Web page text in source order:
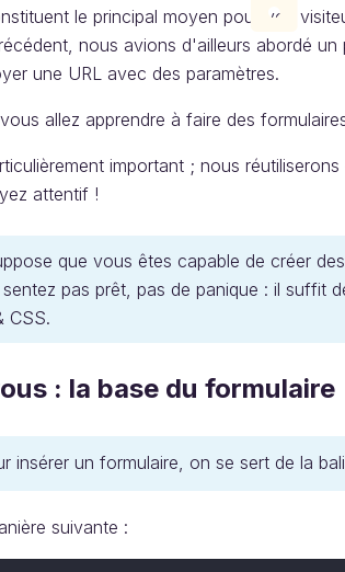
le principal moyen pour vos
nous avions d'ailleurs abordé
une URL avec des paramètres.
allez apprendre à faire des
important ; nous
attentif !
que vous êtes capable de créer
pas prêt, pas de panique : il suffit
CSS.
: la base du formulaire
insérer un formulaire, on se sert de la
suivante :